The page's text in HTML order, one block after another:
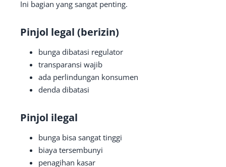
Ini bagian yang sangat penting.
Pinjol legal (berizin)
bunga dibatasi regulator
transparansi wajib
ada perlindungan konsumen
denda dibatasi
Pinjol ilegal
bunga bisa sangat tinggi
biaya tersembunyi
penagihan kasar